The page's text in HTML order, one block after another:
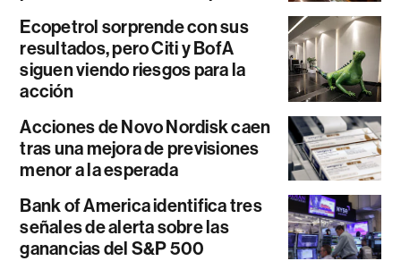
Ecopetrol sorprende con sus
resultados, pero Citi y BofA
siguen viendo riesgos para la
acción
Acciones de Novo Nordisk caen
tras una mejora de previsiones
menor a la esperada
Bank of America identifica tres
señales de alerta sobre las
ganancias del S&P 500